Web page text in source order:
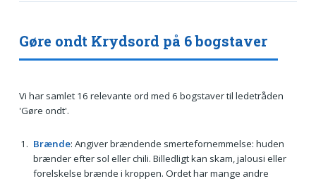
Gøre ondt Krydsord på 6 bogstaver
Vi har samlet 16 relevante ord med 6 bogstaver til ledetråden
'Gøre ondt'.
Brænde: Angiver brændende smertefornemmelse: huden
brænder efter sol eller chili. Billedligt kan skam, jalousi eller
forelskelse brænde i kroppen. Ordet har mange andre